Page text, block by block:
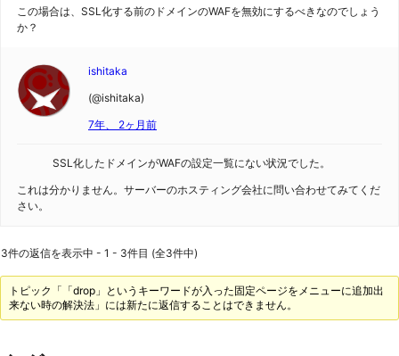
この場合は、SSL化する前のドメインのWAFを無効にするべきなのでしょう
か？
ishitaka
(@ishitaka)
7年、 2ヶ月前
SSL化したドメインがWAFの設定一覧にない状況でした。
これは分かりません。サーバーのホスティング会社に問い合わせてみてくだ
さい。
3件の返信を表示中 - 1 - 3件目 (全3件中)
トピック「「drop」というキーワードが入った固定ページをメニューに追加出
来ない時の解決法」には新たに返信することはできません。